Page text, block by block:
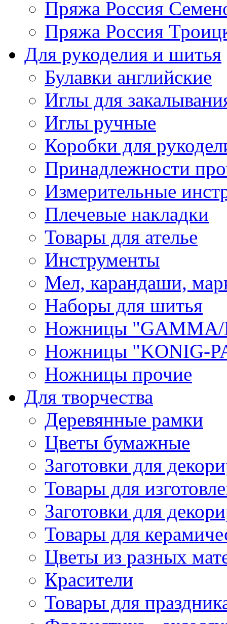
Пряжа Россия
Пряжа Россия
Для рукоделия и шитья
Булавки английские
Иглы для
Иглы ручные
Коробки для
Принадлежности
Измерительные
Плечевые накладки
Товары для ателье
Инструменты
Мел, карандаши,
Наборы для шитья
Ножницы "GAMMA/
Ножницы "KONIG-
Ножницы прочие
Для творчества
Деревянные рамки
Цветы бумажные
Заготовки для
Товары для
Заготовки для
Товары для
Цветы из разных
Красители
Товары для